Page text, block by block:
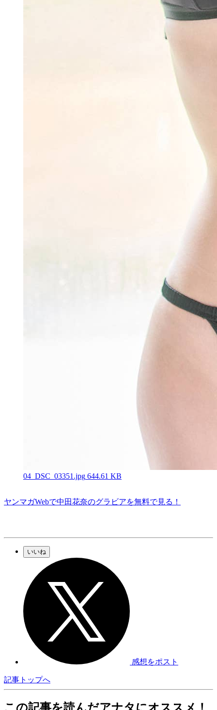
04_DSC_03351.jpg 644.61 KB
ヤンマガWebで中田花奈のグラビアを無料で見る！
いいね
感想をポスト
記事トップへ
この記事を読んだアナタにオススメ！